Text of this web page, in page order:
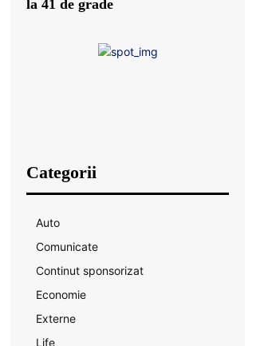
la 41 de grade
Categorii
Auto
Comunicate
Continut sponsorizat
Economie
Externe
Life